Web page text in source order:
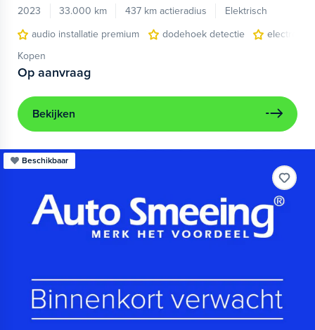
2023
33.000 km 437 km actieradius
Elektrisch
audio installatie premium
dodehoek detectie
electronic
Kopen
Op aanvraag
Bekijken
Beschikbaar